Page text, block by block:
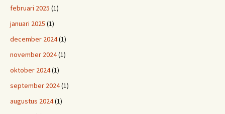
februari 2025 (1)
januari 2025 (1)
december 2024(1)
november 2024(1)
oktober 2024(1)
september 2024(1)
augustus 2024(1)